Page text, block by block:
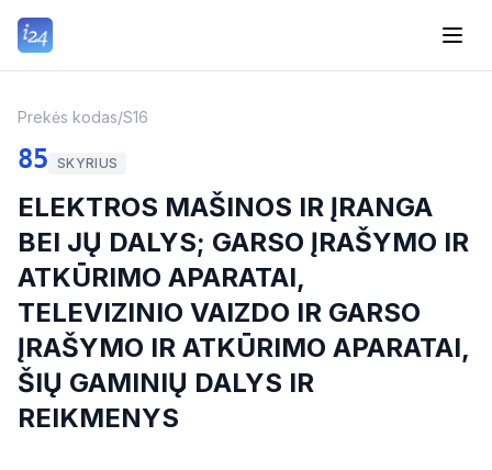
Prekės kodas/S16
85 SKYRIUS
ELEKTROS MAŠINOS IR ĮRANGA
BEI JŲ DALYS; GARSO ĮRAŠYMO IR
ATKŪRIMO APARATAI,
TELEVIZINIO VAIZDO IR GARSO
ĮRAŠYMO IR ATKŪRIMO APARATAI,
ŠIŲ GAMINIŲ DALYS IR
REIKMENYS